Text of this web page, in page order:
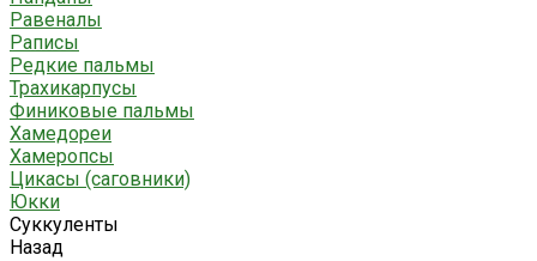
Равеналы
Раписы
Редкие пальмы
Трахикарпусы
Финиковые пальмы
Хамедореи
Хамеропсы
Цикасы (саговники)
Юкки
Суккуленты
Назад